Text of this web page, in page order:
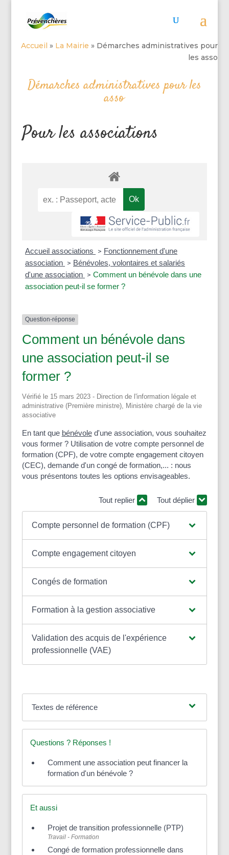
Accueil » La Mairie » Démarches administratives pour
les asso
Démarches administratives pour les
asso
Pour les associations
Accueil associations > Fonctionnement d'une
association > Bénévoles, volontaires et salariés
d'une association > Comment un bénévole dans une
association peut-il se former ?
Question-réponse
Comment un bénévole dans
une association peut-il se
former ?
Vérifié le 15 mars 2023 - Direction de l'information légale et
administrative (Première ministre), Ministère chargé de la vie
associative
En tant que bénévoled'une association, vous souhaitez
vous former ? Utilisation de votre compte personnel de
formation (CPF), de votre compte engagement citoyen
(CEC), demande d'un congé de formation,... : nous
vous présentons toutes les options envisageables.
Tout replier Tout déplier
Compte personnel de formation (CPF)
Compte engagement citoyen
Congés de formation
Formation à la gestion associative
Validation des acquis de l'expérience
professionnelle (VAE)
Textes de référence
Questions ? Réponses !
Comment une association peut financer la
formation d'un bénévole ?
Et aussi
Projet de transition professionnelle (PTP)
Travail - Formation
Congé de formation professionnelle dans